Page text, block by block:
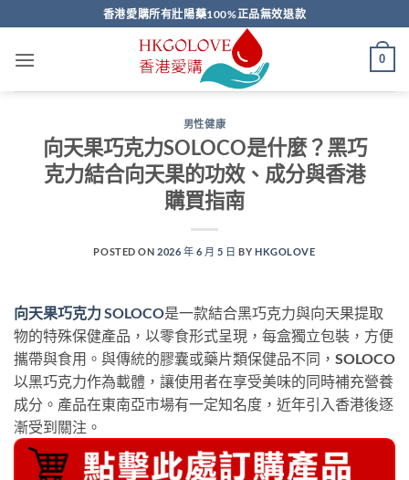
to
content
香港愛購所有壯陽藥100%正品無效退款
0
男性健康
向天果巧克力SOLOCO是什麼？黑巧
克力結合向天果的功效、成分與香港
購買指南
POSTED ON2026 年 6 月 5 日 BYHKGOLOVE
向天果巧克力 SOLOCO是一款結合黑巧克力與向天果提取
物的特殊保健產品，以零食形式呈現，每盒獨立包裝，方便
攜帶與食用。與傳統的膠囊或藥片類保健品不同，SOLOCO
以黑巧克力作為載體，讓使用者在享受美味的同時補充營養
成分。產品在東南亞市場有一定知名度，近年引入香港後逐
漸受到關注。